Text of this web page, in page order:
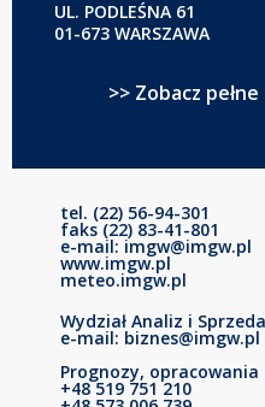
UL. PODLEŚNA 61
01-673 WARSZAWA
>> Zobacz
tel. (22) 56-94-301
faks (22) 83-41-801
e-mail: imgw@imgw.pl
www.imgw.pl
meteo.imgw.pl
Wydział Analiz i
e-mail: biznes@imgw.pl
Prognozy, opracowania
+48 519 751 210